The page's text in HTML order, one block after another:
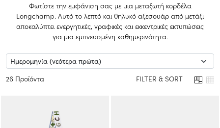
Φωτίστε την εμφάνιση σας με μια μεταξωτή κορδέλα
Longchamp. Αυτό το λεπτό και θηλυκό αξεσουάρ από μετάξι
αποκαλύπτει ενεργητικές, γραφικές και εκκεντρικές εκτυπώσεις
για μια εμπνευσμένη καθημερινότητα.
26 Προϊόντα FILTER & SORT